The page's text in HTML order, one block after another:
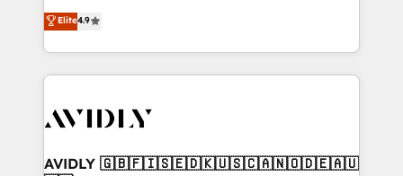
AI, & maximize AEO with tailored AI services. 🧩
Integrations: Extend HubSpot with custom
North America. Avec plus de 115 experts en
marketing automation, Growth, Revops, CRM et
webdesign. Markentive is both a consulting firm, a
digital agency and an integrator. With over 115
CRM and webdesign (We focus on EMEA - USA
Elite4.9
AVIDLY 🇬🇧🇫🇮🇸🇪🇩🇰🇺🇸🇨🇦🇳🇴🇩🇪🇦🇺